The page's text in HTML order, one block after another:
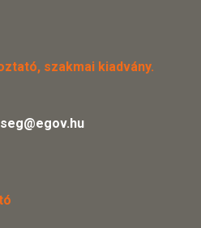
szakmai kiadvány.